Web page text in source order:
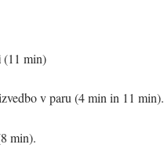
(11 min)
v paru (4 min in 11 min).
min).